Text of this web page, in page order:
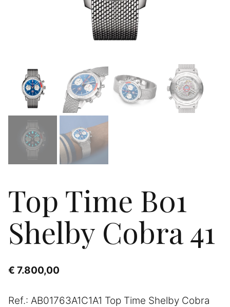
Top Time B01
Shelby Cobra 41
€ 7.800,00
Ref.: AB01763A1C1A1 Top Time Shelby Cobra